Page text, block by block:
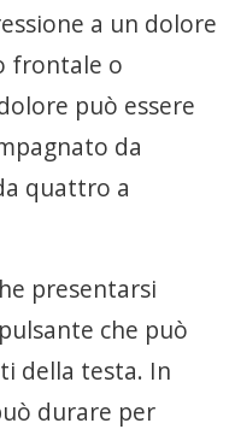
a un dolore
frontale o
può essere
da
quattro a
presentarsi
che può
della testa. In
durare per